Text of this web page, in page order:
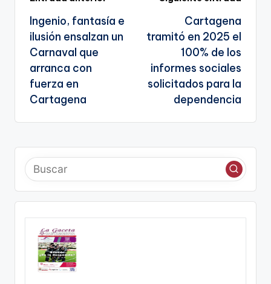
a
te
de
entradas
Ingenio, fantasía e
ilusión ensalzan un
Carnaval que
arranca con
fuerza en
Cartagena
Cartagena
tramitó en 2025 el
100% de los
informes sociales
solicitados para la
dependencia